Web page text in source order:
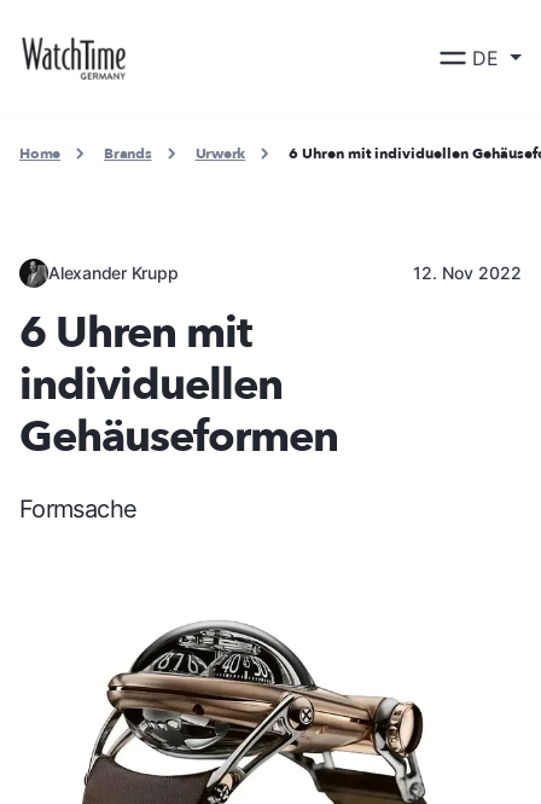
DE
Home Brands Urwerk 6 Uhren mit individuellen
Alexander Krupp 12. Nov 2022
6 Uhren mit
individuellen
Gehäuseformen
Formsache